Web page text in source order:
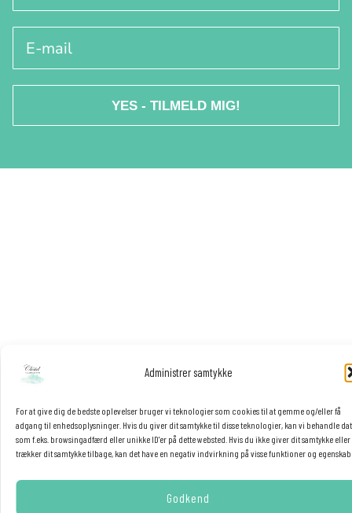
Administrer samtykke
For at give dig de bedste oplevelser bruger vi teknologier som cookies til at gemme og/eller få
adgang til enhedsoplysninger. Hvis du giver dit samtykke til disse teknologier, kan vi behandle
som f.eks. browsingadfærd eller unikke ID'er på dette websted. Hvis du ikke giver dit samtykke eller
trækker dit samtykke tilbage, kan det have en negativ indvirkning på visse funktioner og
Godkend
YES - TILMELD MIG!